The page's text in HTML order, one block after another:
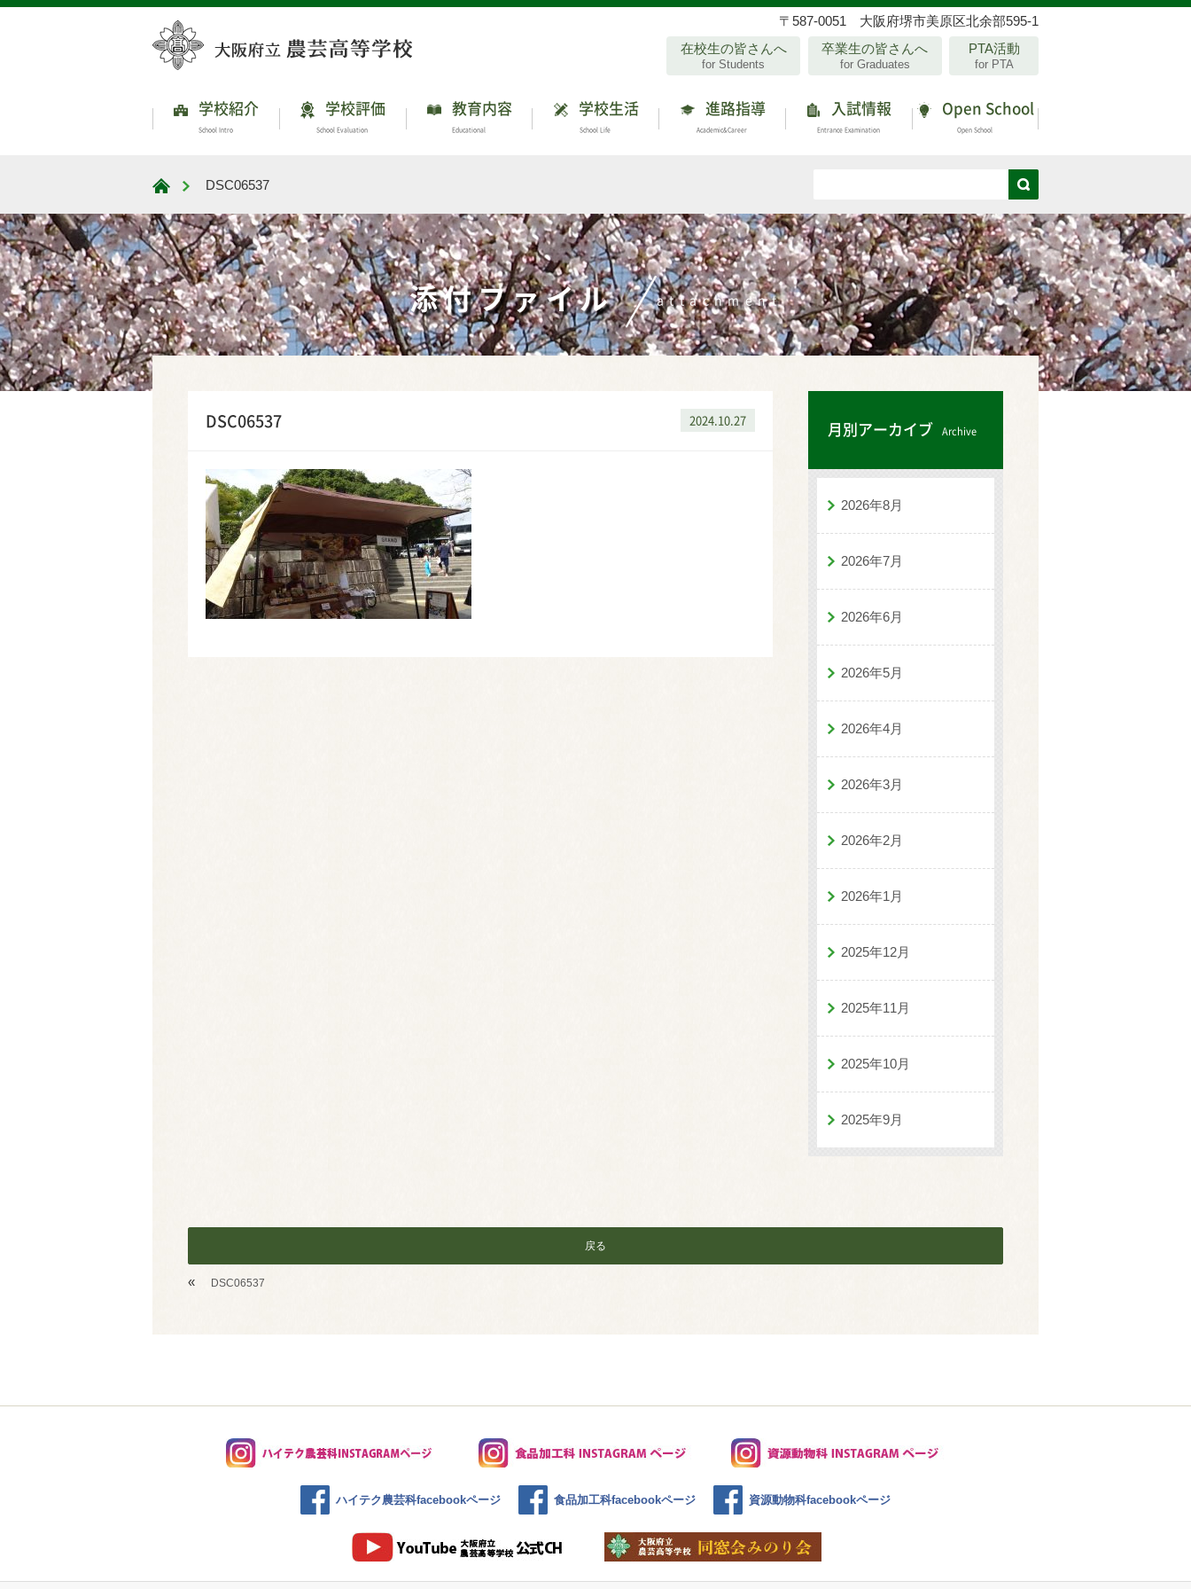
〒587-0051 大阪府堺市美原区北余部595-1
在校生の皆さんへ
for Students
卒業生の皆さんへ
for Graduates
PTA活動
for PTA
学校紹介
School Intro
学校評価
School Evaluation
教育内容
Educational
学校生活
School Life
進路指導
Academic&Career
入試情報
Entrance Examination
Open School
Open School
大阪府立農芸高等学校
DSC06537
添付ファイル attachment
2024.10.27
DSC06537 月別アーカイブ Archive
2026年8月
2026年7月
2026年6月
2026年5月
2026年4月
2026年3月
2026年2月
2026年1月
2025年12月
2025年11月
2025年10月
2025年9月
戻る
« DSC06537
ハイテク農芸科facebookページ 食品加工科facebookページ 資源動物科facebookページ